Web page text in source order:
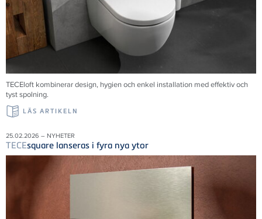
TECEloft kombinerar design, hygien och enkel installation med effektiv och
tyst spolning.
LÄS ARTIKELN
25.02.2026 – NYHETER
TECEsquare lanseras i fyra nya ytor